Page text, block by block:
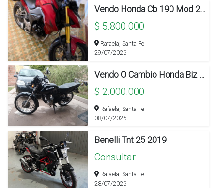
Vendo Honda Cb 190 Mod 2020
$ 5.800.000
Rafaela, Santa Fe
29/07/2026
Vendo O Cambio Honda Biz O Wave
$ 2.000.000
Rafaela, Santa Fe
08/07/2026
Benelli Tnt 25 2019
Consultar
Rafaela, Santa Fe
28/07/2026